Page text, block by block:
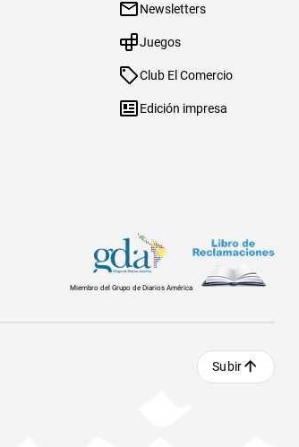
Newsletters
Juegos
Club El Comercio
Edición impresa
Miembro del Grupo de Diarios América
Subir